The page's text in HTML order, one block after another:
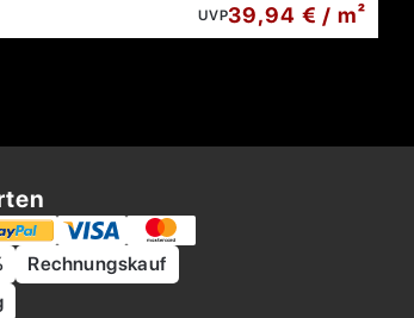
UVP39,94 € / m²
Rechnungskauf